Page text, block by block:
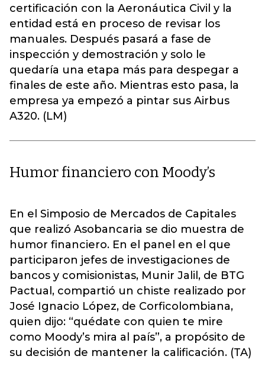
certificación con la Aeronáutica Civil y la
entidad está en proceso de revisar los
manuales. Después pasará a fase de
inspección y demostración y solo le
quedaría una etapa más para despegar a
finales de este año. Mientras esto pasa, la
empresa ya empezó a pintar sus Airbus
A320. (LM)
Humor financiero con Moody’s
En el Simposio de Mercados de Capitales
que realizó Asobancaria se dio muestra de
humor financiero. En el panel en el que
participaron jefes de investigaciones de
bancos y comisionistas, Munir Jalil, de BTG
Pactual, compartió un chiste realizado por
José Ignacio López, de Corficolombiana,
quien dijo: “quédate con quien te mire
como Moody’s mira al país”, a propósito de
su decisión de mantener la calificación. (TA)